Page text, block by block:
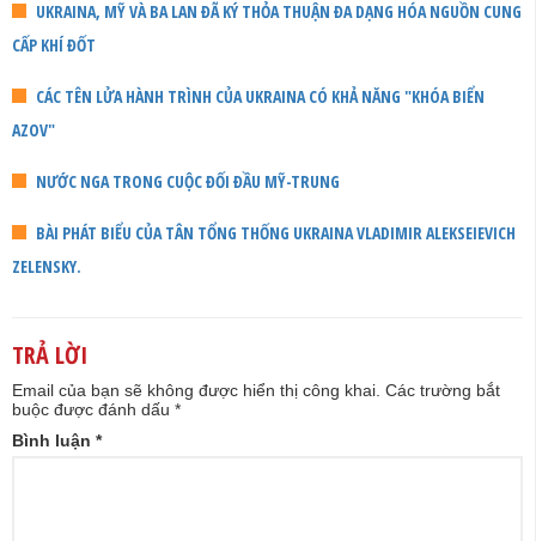
UKRAINA, MỸ VÀ BA LAN ĐÃ KÝ THỎA THUẬN ĐA DẠNG HÓA NGUỒN CUNG
CẤP KHÍ ĐỐT
CÁC TÊN LỬA HÀNH TRÌNH CỦA UKRAINA CÓ KHẢ NĂNG "KHÓA BIỂN
AZOV"
NƯỚC NGA TRONG CUỘC ĐỐI ĐẦU MỸ-TRUNG
BÀI PHÁT BIỂU CỦA TÂN TỔNG THỐNG UKRAINA VLADIMIR ALEKSEIEVICH
ZELENSKY.
TRẢ LỜI
Email của bạn sẽ không được hiển thị công khai. Các trường bắt
buộc được đánh dấu *
Bình luận *